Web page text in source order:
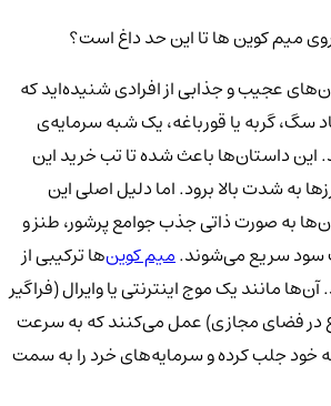
میم کوین ها تا این حد داغ است؟
عجیب و جذابی از افرادی شنیده‌اید که
سگ، گربه یا قورباغه، یک شبه سرمایه‌ی
این داستان‌ها باعث شده تا تب خرید این
به شدت بالا برود. اما دلیل اصلی این
به صورت ذاتی جذب جوامع پرشور، طنز و
سریع می‌شوند.میم کوین‌ها ترکیبی از
مانند یک موج اینترنتی یا وایرال (فراگیر
فضای مجازی) عمل می‌کنند که به سرعت
خود جلب کرده و سرمایه‌های خرد را به سمت